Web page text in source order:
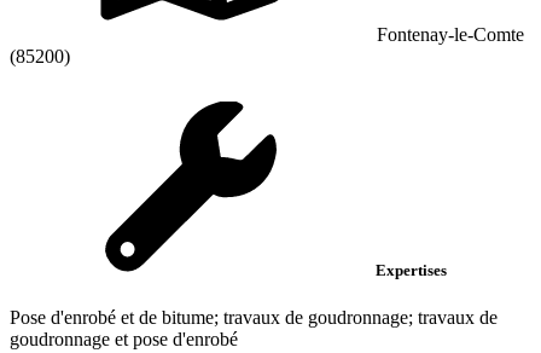
Fontenay-le-Comte
(85200)
Expertises
Pose d'enrobé et de bitume; travaux de goudronnage; travaux de
goudronnage et pose d'enrobé